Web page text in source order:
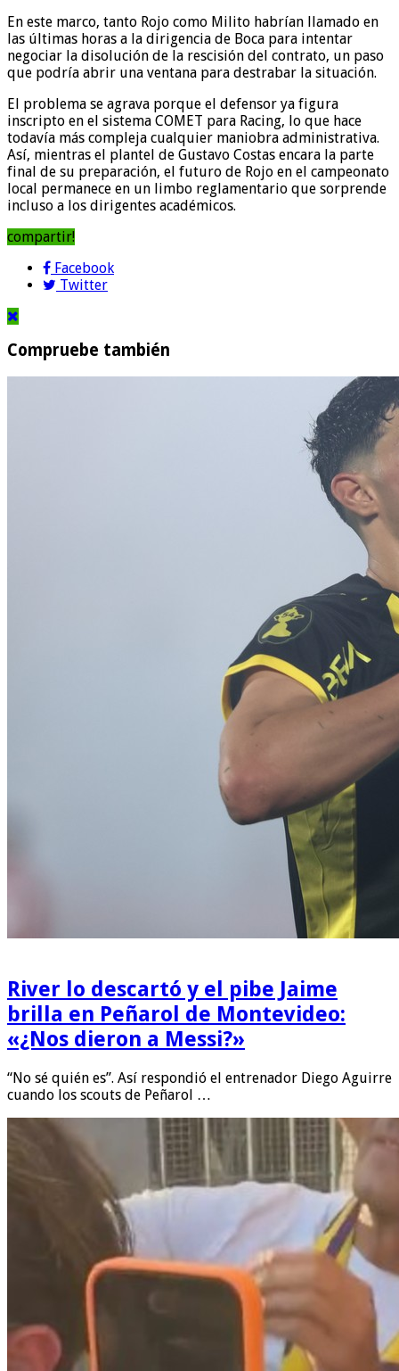
En este marco, tanto Rojo como Milito habrían llamado en
las últimas horas a la dirigencia de Boca para intentar
negociar la disolución de la rescisión del contrato, un paso
que podría abrir una ventana para destrabar la situación.
El problema se agrava porque el defensor ya figura
inscripto en el sistema COMET para Racing, lo que hace
todavía más compleja cualquier maniobra administrativa.
Así, mientras el plantel de Gustavo Costas encara la parte
final de su preparación, el futuro de Rojo en el campeonato
local permanece en un limbo reglamentario que sorprende
incluso a los dirigentes académicos.
compartir!
Facebook
Twitter
Compruebe también
River lo descartó y el pibe Jaime
brilla en Peñarol de Montevideo:
«¿Nos dieron a Messi?»
“No sé quién es”. Así respondió el entrenador Diego Aguirre
cuando los scouts de Peñarol …